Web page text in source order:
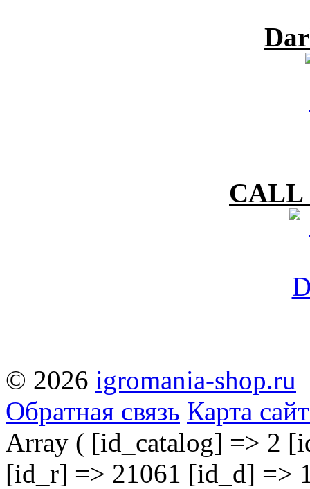
CALL
© 2026 igromania-shop.ru
Обратная связь Карта
Array ( [id_catalog] => 2
[id_r] => 21061 [id_d] =>